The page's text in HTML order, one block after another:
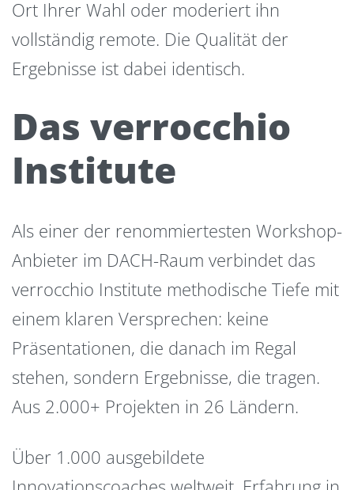
Ort Ihrer Wahl oder moderiert ihn
vollständig remote. Die Qualität der
Ergebnisse ist dabei identisch.
Das verrocchio
Institute
Als einer der renommiertesten Workshop-
Anbieter im DACH-Raum verbindet das
verrocchio Institute methodische Tiefe mit
einem klaren Versprechen: keine
Präsentationen, die danach im Regal
stehen, sondern Ergebnisse, die tragen.
Aus 2.000+ Projekten in 26 Ländern.
Über 1.000 ausgebildete